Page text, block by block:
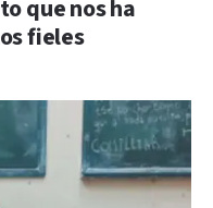
que nos ha
fieles